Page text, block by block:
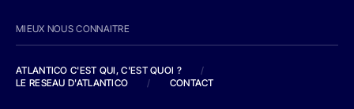
MIEUX NOUS CONNAITRE
ATLANTICO C'EST QUI, C'EST QUOI ?
/
LE RESEAU D'ATLANTICO
/ CONTACT